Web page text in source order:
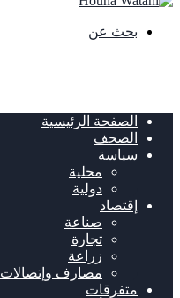
بحث عن
الصفحة الرئيسية
الصحف
سياسة
محلية
دولية
إقتصاد
صناعة
تجارة
زراعة
مصارف وإتصالات
متفرقات